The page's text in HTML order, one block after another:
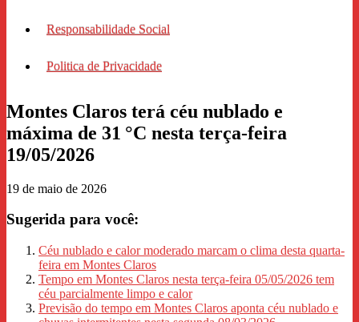
Responsabilidade Social
Politica de Privacidade
Montes Claros terá céu nublado e
máxima de 31 °C nesta terça-feira
19/05/2026
19 de maio de 2026
Sugerida para você:
Céu nublado e calor moderado marcam o clima desta quarta-
feira em Montes Claros
Tempo em Montes Claros nesta terça-feira 05/05/2026 tem
céu parcialmente limpo e calor
Previsão do tempo em Montes Claros aponta céu nublado e